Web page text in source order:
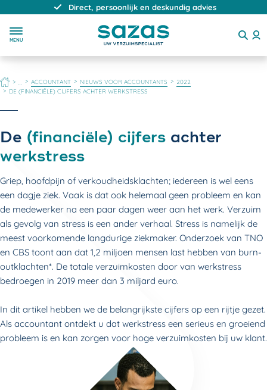
Direct, persoonlijk en deskundig advies
MENU
HOME ACCOUNTANT NIEUWS VOOR ACCOUNTANTS
2022
DE (FINANCIËLE) CIJFERS ACHTER WERKSTRESS
De (financiële) cijfers achter
werkstress
Griep, hoofdpijn of verkoudheidsklachten; iedereen is wel eens
een dagje ziek. Vaak is dat ook helemaal geen probleem en kan
de medewerker na een paar dagen weer aan het werk. Verzuim
als gevolg van stress is een ander verhaal. Stress is namelijk de
meest voorkomende langdurige ziekmaker. Onderzoek van TNO
en CBS toont aan dat 1,2 miljoen mensen last hebben van burn-
outklachten*. De totale verzuimkosten door van werkstress
bedroegen in 2019 meer dan 3 miljard euro.
In dit artikel hebben we de belangrijkste cijfers op een rijtje gezet.
Als accountant ontdekt u dat werkstress een serieus en groeiend
probleem is en kan zorgen voor hoge verzuimkosten bij uw klant.